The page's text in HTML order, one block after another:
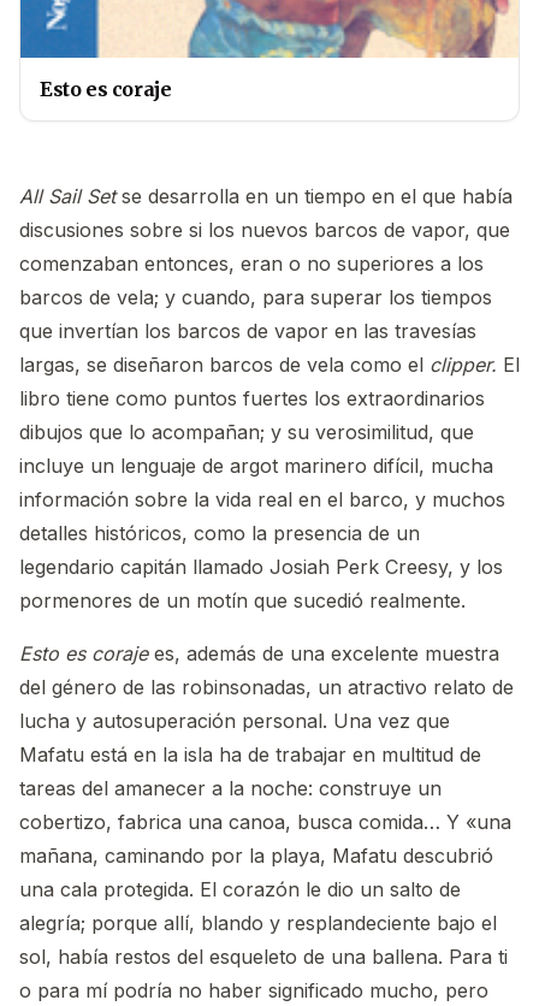
Esto es coraje
All Sail Setse desarrolla en un tiempo en el que había
discusiones sobre si los nuevos barcos de vapor, que
comenzaban entonces, eran o no superiores a los
barcos de vela; y cuando, para superar los tiempos
que invertían los barcos de vapor en las travesías
largas, se diseñaron barcos de vela como el clipper. El
libro tiene como puntos fuertes los extraordinarios
dibujos que lo acompañan; y su verosimilitud, que
incluye un lenguaje de argot marinero difícil, mucha
información sobre la vida real en el barco, y muchos
detalles históricos, como la presencia de un
legendario capitán llamado Josiah Perk Creesy, y los
pormenores de un motín que sucedió realmente.
Esto es corajees, además de una excelente muestra
del género de las robinsonadas, un atractivo relato de
lucha y autosuperación personal. Una vez que
Mafatu está en la isla ha de trabajar en multitud de
tareas del amanecer a la noche: construye un
cobertizo, fabrica una canoa, busca comida… Y «una
mañana, caminando por la playa, Mafatu descubrió
una cala protegida. El corazón le dio un salto de
alegría; porque allí, blando y resplandeciente bajo el
sol, había restos del esqueleto de una ballena. Para ti
o para mí podría no haber significado mucho, pero